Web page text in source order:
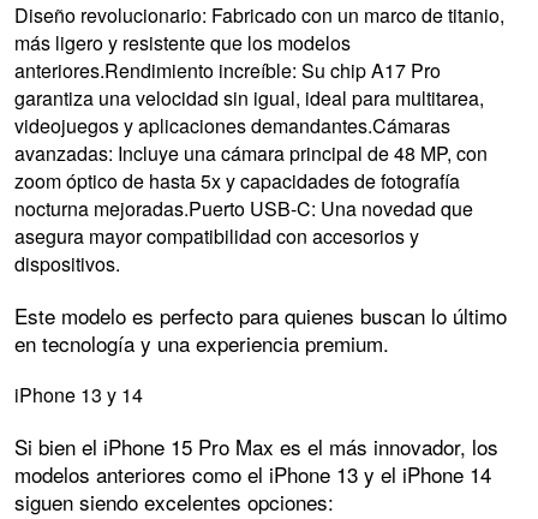
Diseño revolucionario: Fabricado con un marco de titanio,
más ligero y resistente que los modelos
anteriores.Rendimiento increíble: Su chip A17 Pro
garantiza una velocidad sin igual, ideal para multitarea,
videojuegos y aplicaciones demandantes.Cámaras
avanzadas: Incluye una cámara principal de 48 MP, con
zoom óptico de hasta 5x y capacidades de fotografía
nocturna mejoradas.Puerto USB-C: Una novedad que
asegura mayor compatibilidad con accesorios y
dispositivos.
Este modelo es perfecto para quienes buscan lo último
en tecnología y una experiencia premium.
iPhone 13 y 14
Si bien el iPhone 15 Pro Max es el más innovador, los
modelos anteriores como el iPhone 13 y el iPhone 14
siguen siendo excelentes opciones: